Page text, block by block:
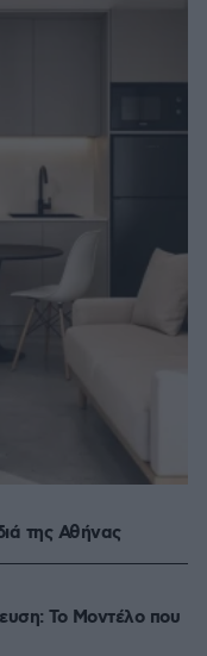
της Αθήνας
Το Mοντέλο που